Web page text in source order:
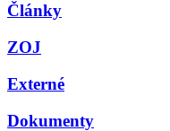
Články
ZOJ
Externé
Dokumenty